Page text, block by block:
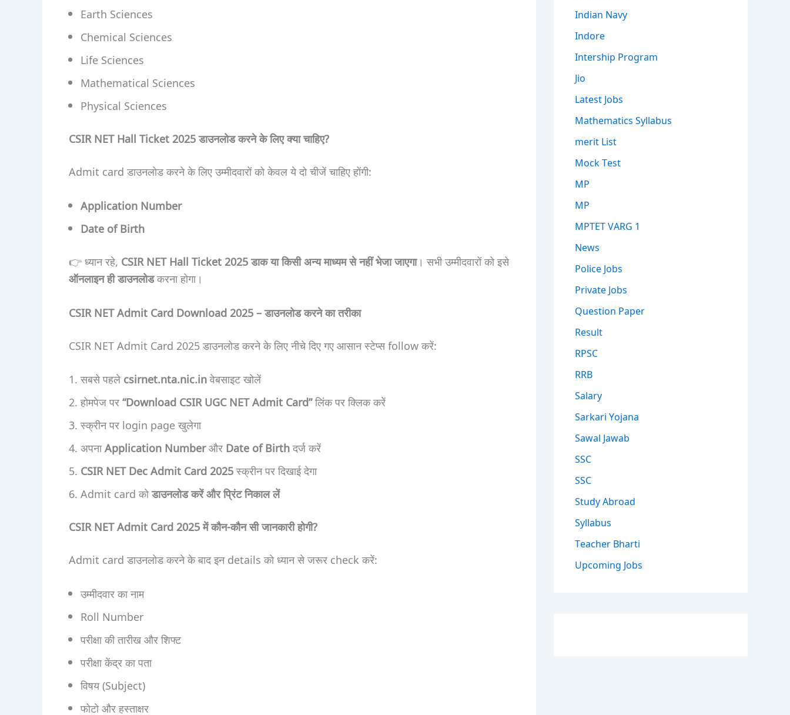
Earth Sciences
Chemical Sciences
Life Sciences
Mathematical Sciences
Physical Sciences
CSIR NET Hall Ticket 2025 डाउनलोड करने के लिए क्या चाहिए?
Admit card डाउनलोड करने के लिए उम्मीदवारों को केवल ये दो चीजें चाहिए होंगी:
Application Number
Date of Birth
👉 ध्यान रहे, CSIR NET Hall Ticket 2025 डाक या किसी अन्य माध्यम से नहीं भेजा जाएगा। सभी उम्मीदवारों को इसे
ऑनलाइन ही डाउनलोडकरना होगा।
CSIR NET Admit Card Download 2025 – डाउनलोड करने का तरीका
CSIR NET Admit Card 2025 डाउनलोड करने के लिए नीचे दिए गए आसान स्टेप्स follow करें:
सबसे पहले csirnet.nta.nic.inवेबसाइट खोलें
होमपेज पर“Download CSIR UGC NET Admit Card”लिंक पर क्लिक करें
स्क्रीन पर login page खुलेगा
अपनाApplication Numberऔर Date of Birthदर्ज करें
CSIR NET Dec Admit Card 2025स्क्रीन पर दिखाई देगा
Admit card कोडाउनलोड करें और प्रिंट निकाल लें
CSIR NET Admit Card 2025 में कौन-कौन सी जानकारी होगी?
Admit card डाउनलोड करने के बाद इन details को ध्यान से जरूर check करें:
उम्मीदवार का नाम
Roll Number
परीक्षा की तारीख और शिफ्ट
परीक्षा केंद्र का पता
विषय (Subject)
फोटो और हस्ताक्षर
Indian Navy
Indore
Intership Program
Jio
Latest Jobs
Mathematics Syllabus
merit List
Mock Test
MP
MP
MPTET VARG 1
News
Police Jobs
Private Jobs
Question Paper
Result
RPSC
RRB
Salary
Sarkari Yojana
Sawal Jawab
SSC
SSC
Study Abroad
Syllabus
Teacher Bharti
Upcoming Jobs